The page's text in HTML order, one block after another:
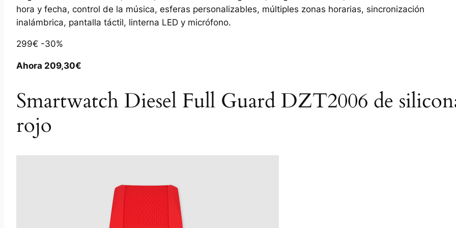
hora y fecha, control de la música, esferas personalizables, múltiples zonas horarias, sincronización
inalámbrica, pantalla táctil, linterna LED y micrófono.
299€ -30%
Ahora 209,30€
Smartwatch Diesel Full Guard DZT2006 de
rojo